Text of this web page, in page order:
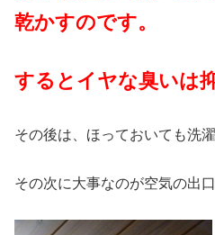
乾かすのです。
するとイヤな臭いは
その後は、ほっておいても洗
その次に大事なのが空気の出